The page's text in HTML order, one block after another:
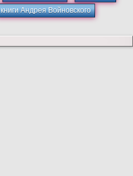
книги Андрея Войновского